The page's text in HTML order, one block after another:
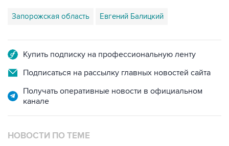
Подписаться на рассылку главных новостей сайта
Получать оперативные новости в официальном
канале
НОВОСТИ ПО ТЕМЕ
7 августа 16:11